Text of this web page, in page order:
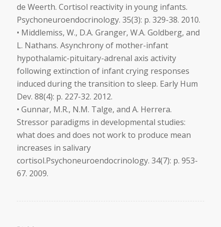
de Weerth. Cortisol reactivity in young infants.
Psychoneuroendocrinology. 35(3): p. 329-38. 2010.
• Middlemiss, W., D.A. Granger, W.A. Goldberg, and
L. Nathans. Asynchrony of mother-infant
hypothalamic-pituitary-adrenal axis activity
following extinction of infant crying responses
induced during the transition to sleep. Early Hum
Dev. 88(4): p. 227-32. 2012.
• Gunnar, M.R., N.M. Talge, and A. Herrera.
Stressor paradigms in developmental studies:
what does and does not work to produce mean
increases in salivary
cortisol.Psychoneuroendocrinology. 34(7): p. 953-
67. 2009.